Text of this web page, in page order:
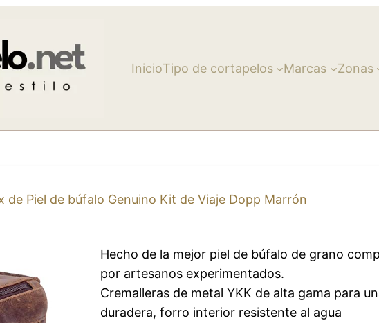
InicioTipo de cortapelos Marcas Zonas
de Piel de búfalo Genuino Kit de Viaje Dopp Marrón
Hecho de la mejor piel de búfalo de grano
por artesanos experimentados.
Cremalleras de metal YKK de alta gama para
duradera, forro interior resistente al agua